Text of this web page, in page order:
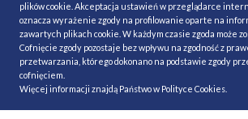
MAPA STRONY
NASZE
MATERIAŁY DO
MINIMALIZACJA
plików cookie. Akceptacja ustawień w przeglądarce
oznacza wyrażenie zgody na profilowanie oparte na
zawartych plikach cookie. W każdym czasie zgoda może
Cofnięcie zgody pozostaje bez wpływu na zgodność z
przetwarzania, którego dokonano na podstawie zgody
cofnięciem.
Więcej informacji znajdą Państwo w Polityce Cookies.